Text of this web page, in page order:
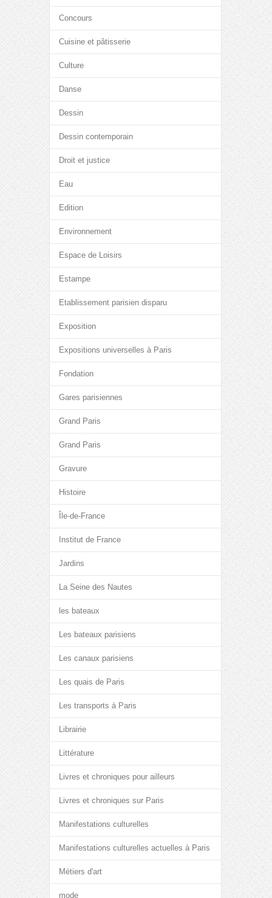
Concours
Cuisine et pâtisserie
Culture
Danse
Dessin
Dessin contemporain
Droit et justice
Eau
Edition
Environnement
Espace de Loisirs
Estampe
Etablissement parisien disparu
Exposition
Expositions universelles à Paris
Fondation
Gares parisiennes
Grand Paris
Grand Paris
Gravure
Histoire
Île-de-France
Institut de France
Jardins
La Seine des Nautes
les bateaux
Les bateaux parisiens
Les canaux parisiens
Les quais de Paris
Les transports à Paris
Librairie
Littérature
Livres et chroniques pour ailleurs
Livres et chroniques sur Paris
Manifestations culturelles
Manifestations culturelles actuelles à Paris
Métiers d'art
mode